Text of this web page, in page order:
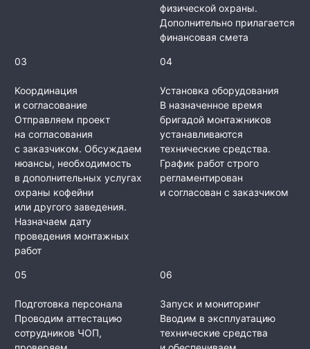
физической охраны.
Дополнительно прилагается
финансовая смета
03
Координация
и согласование
Отправляем проект
на согласования
с заказчиком. Обсуждаем
нюансы, необходимость
в дополнительных услугах
охраны кофейни
или другого заведения.
Назначаем дату
проведения монтажных
работ
04
Установка оборудования
В назначенное время
бригадой монтажников
устанавливаются
технические средства.
График работ строго
регламентирован
и согласован с заказчиком
05
Подготовка персонала
Проводим аттестацию
сотрудников ЧОП,
06
Запуск и мониторинг
Вводим в эксплуатацию
технические средства